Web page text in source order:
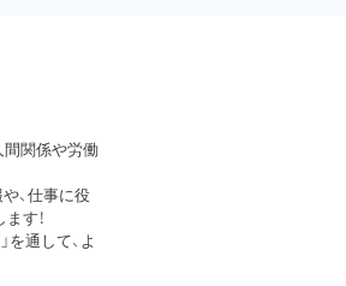
間関係や労働
、仕事に役
す！
通して、よ